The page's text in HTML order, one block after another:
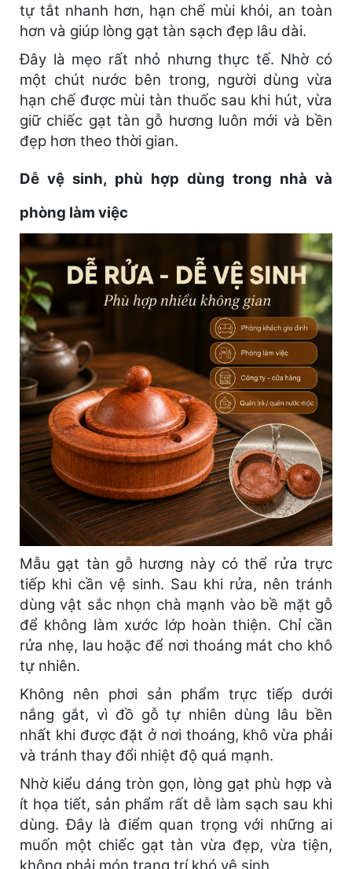
tự tắt nhanh hơn, hạn chế mùi khói, an toàn
hơn và giúp lòng gạt tàn sạch đẹp lâu dài.
Đây là mẹo rất nhỏ nhưng thực tế. Nhờ có
một chút nước bên trong, người dùng vừa
hạn chế được mùi tàn thuốc sau khi hút, vừa
giữ chiếc gạt tàn gỗ hương luôn mới và bền
đẹp hơn theo thời gian.
Dễ vệ sinh, phù hợp dùng trong nhà và
phòng làm việc
Mẫu gạt tàn gỗ hương này có thể rửa trực
tiếp khi cần vệ sinh. Sau khi rửa, nên tránh
dùng vật sắc nhọn chà mạnh vào bề mặt gỗ
để không làm xước lớp hoàn thiện. Chỉ cần
rửa nhẹ, lau hoặc để nơi thoáng mát cho khô
tự nhiên.
Không nên phơi sản phẩm trực tiếp dưới
nắng gắt, vì đồ gỗ tự nhiên dùng lâu bền
nhất khi được đặt ở nơi thoáng, khô vừa phải
và tránh thay đổi nhiệt độ quá mạnh.
Nhờ kiểu dáng tròn gọn, lòng gạt phù hợp và
ít họa tiết, sản phẩm rất dễ làm sạch sau khi
dùng. Đây là điểm quan trọng với những ai
muốn một chiếc gạt tàn vừa đẹp, vừa tiện,